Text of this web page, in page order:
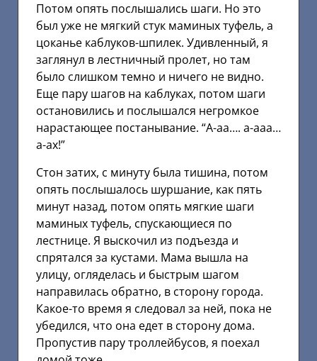
Потом опять послышались шаги. Но это
был уже не мягкий стук маминых туфель, а
цоканье каблуков-шпилек. Удивленный, я
заглянул в лестничный пролет, но там
было слишком темно и ничего не видно.
Еще пару шагов на каблуках, потом шаги
остановились и послышался негромкое
нарастающее постанывание. “А-аа…. а-ааа…
а-ах!”
Стон затих, с минуту была тишина, потом
опять послышалось шуршание, как пять
минут назад, потом опять мягкие шаги
маминых туфель, спускающиеся по
лестнице. Я выскочил из подъезда и
спрятался за кустами. Мама вышла на
улицу, огляделась и быстрым шагом
направилась обратно, в сторону города.
Какое-то время я следовал за ней, пока не
убедился, что она едет в сторону дома.
Пропустив пару троллейбусов, я поехал